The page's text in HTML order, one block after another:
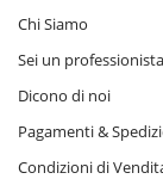
Chi Siamo
Sei un
Dicono di noi
Pagamenti &
Condizioni di